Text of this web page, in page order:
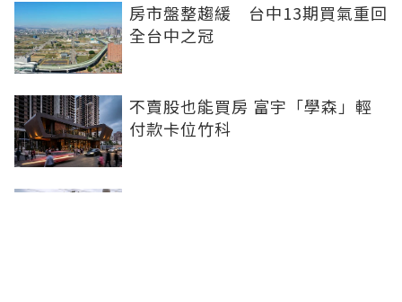
房市盤整趨緩 台中13期買氣重回
全台中之冠
不賣股也能買房 富宇「學森」輕
付款卡位竹科